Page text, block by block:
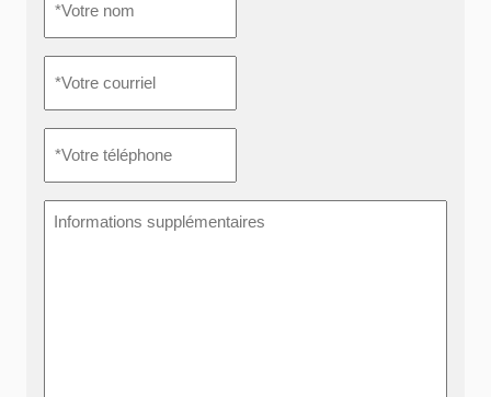
nom*
courriel*
téléphone *
supplémentaires